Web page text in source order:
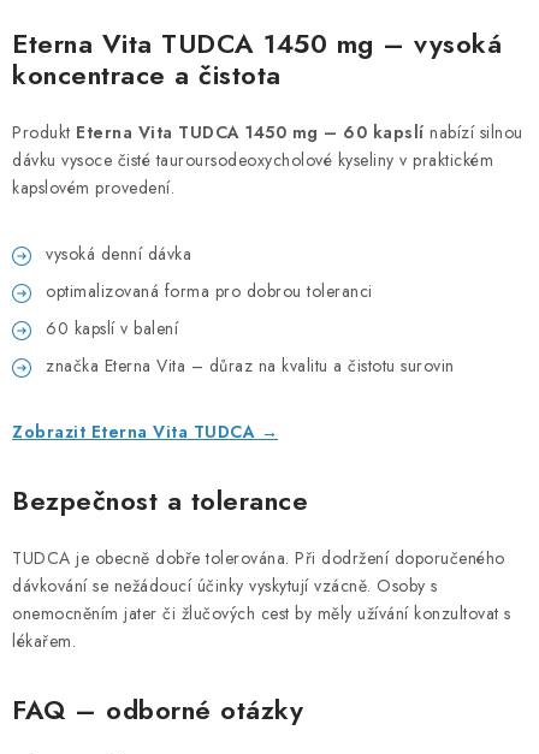
Eterna Vita TUDCA 1450 mg – vysoká
koncentrace a čistota
Produkt Eterna Vita TUDCA 1450 mg – 60 kapslí nabízí silnou
dávku vysoce čisté tauroursodeoxycholové kyseliny v praktickém
kapslovém provedení.
vysoká denní dávka
optimalizovaná forma pro dobrou toleranci
60 kapslí v balení
značka Eterna Vita – důraz na kvalitu a čistotu surovin
Zobrazit Eterna Vita TUDCA →
Bezpečnost a tolerance
TUDCA je obecně dobře tolerována. Při dodržení doporučeného
dávkování se nežádoucí účinky vyskytují vzácně. Osoby s
onemocněním jater či žlučových cest by měly užívání konzultovat s
lékařem.
FAQ – odborné otázky